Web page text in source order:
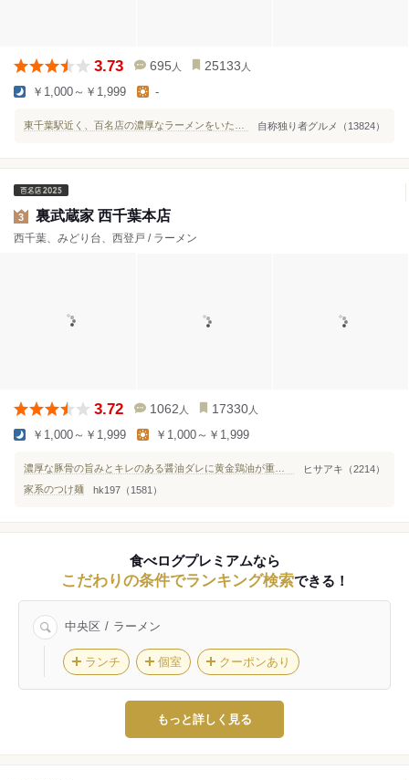
3.73 695 人 25133 人
￥1,000～￥1,999 -
自称独り者グルメ（13824）
3 裏武蔵家 西千葉本店
西千葉、みどり台、西登戸 / ラーメン
3.72 1062 人 17330 人
￥1,000～￥1,999 ￥1,000～￥1,999
ヒサアキ（2214）
家系のつけ麺
hk197（1581）
食べログプレミアムなら
こだわりの条件でランキング検索できる！
中央区 ラーメン
ランチ 個室 クーポンあり
もっと詳しく見る